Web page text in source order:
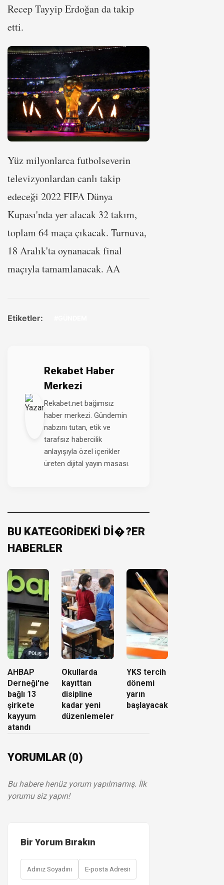
Recep Tayyip Erdoğan da takip
etti.
Yüz milyonlarca futbolseverin
televizyonlardan canlı takip
edeceği 2022 FIFA Dünya
Kupası'nda yer alacak 32 takım,
toplam 64 maça çıkacak. Turnuva,
18 Aralık'ta oynanacak final
maçıyla tamamlanacak. AA
Etiketler:
Rekabet Haber
Merkezi
Rekabet.net bağımsız
haber merkezi. Gündemin
nabzını tutan, etik ve
tarafsız habercilik
anlayışıyla özel içerikler
üreten dijital yayın masası.
BU KATEGORİDEKİ Dİ�?ER
HABERLER
AHBAP
Derneği'ne
bağlı 13
şirkete
kayyum
atandı
Okullarda
kayıttan
disipline
kadar yeni
düzenlemeler
YKS tercih
dönemi
yarın
başlayacak
YORUMLAR (0)
Bu habere henüz yorum yapılmamış. İlk
yorumu siz yapın!
Bir Yorum Bırakın